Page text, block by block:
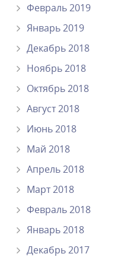
Февраль 2019
Январь 2019
Декабрь 2018
Ноябрь 2018
Октябрь 2018
Август 2018
Июнь 2018
Май 2018
Апрель 2018
Март 2018
Февраль 2018
Январь 2018
Декабрь 2017